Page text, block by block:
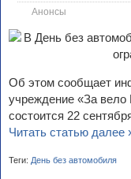
Анонсы
Об этом сообщает
учреждение «За вело
состоится 22
Читать статью далее
Теги: День без автомобиля